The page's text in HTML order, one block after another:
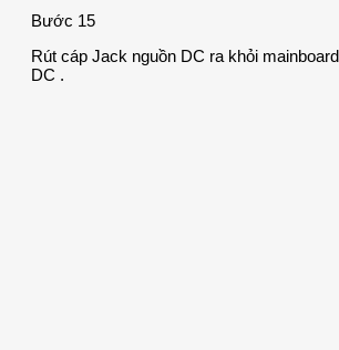
Bước 15
Rút cáp Jack nguồn DC ra khỏi
DC .